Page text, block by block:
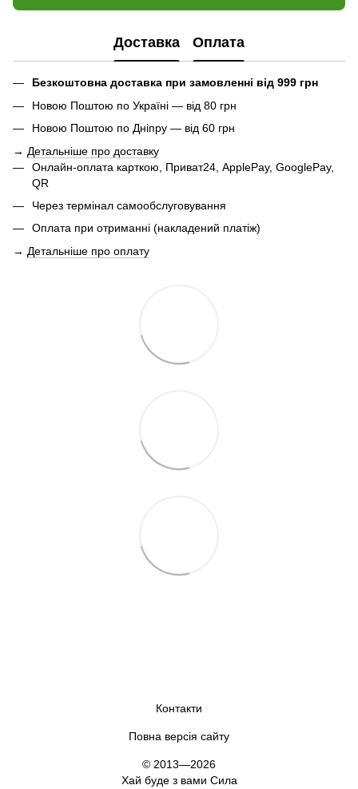
Доставка Оплата
Безкоштовна доставка при замовленні від 999 грн
Новою Поштою по Україні — від 80 грн
Новою Поштою по Дніпру — від 60 грн
→ Детальніше про доставку
Онлайн-оплата карткою, Приват24, ApplePay, GooglePay,
QR
Через термінал самообслуговування
Оплата при отриманні (накладений платіж)
→ Детальніше про оплату
Контакти
Повна версія сайту
© 2013—2026
Хай буде з вами Сила